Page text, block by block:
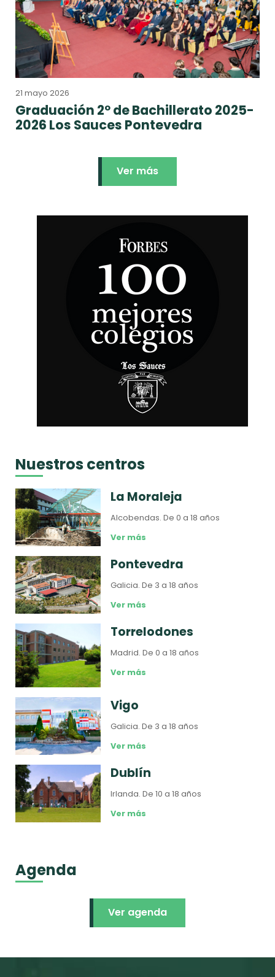
21 mayo 2026
Graduación 2º de Bachillerato 2025-
2026 Los Sauces Pontevedra
Ver más
Nuestros centros
La Moraleja
Alcobendas.De 0 a 18 años
Ver más
Pontevedra
Galicia.De 3 a 18 años
Ver más
Torrelodones
Madrid.De 0 a 18 años
Ver más
Vigo
Galicia.De 3 a 18 años
Ver más
Dublín
Irlanda.De 10 a 18 años
Ver más
Agenda
Ver agenda